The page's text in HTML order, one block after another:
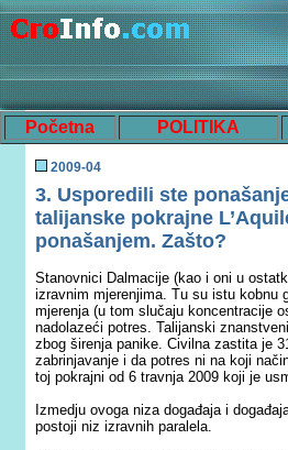
Početna POLITIKA
2009-04
3. Usporedili ste
talijanske pokrajne
ponašanjem. Zašto?
Stanovnici Dalmacije (kao i oni u
izravnim mjerenjima. Tu su istu kobnu
mjerenja (u tom slučaju koncentracije
nadolazeći potres. Talijanski
zbog širenja panike. Civilna zastita je
zabrinjavanje i da potres ni na koji
toj pokrajni od 6 travnja 2009 koji je
Izmedju ovoga niza događaja i
postoji niz izravnih paralela.